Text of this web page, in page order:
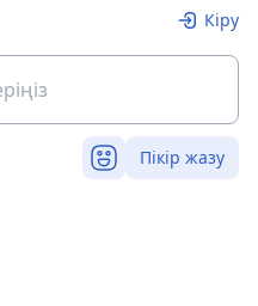
Кіру
Пікір жазу